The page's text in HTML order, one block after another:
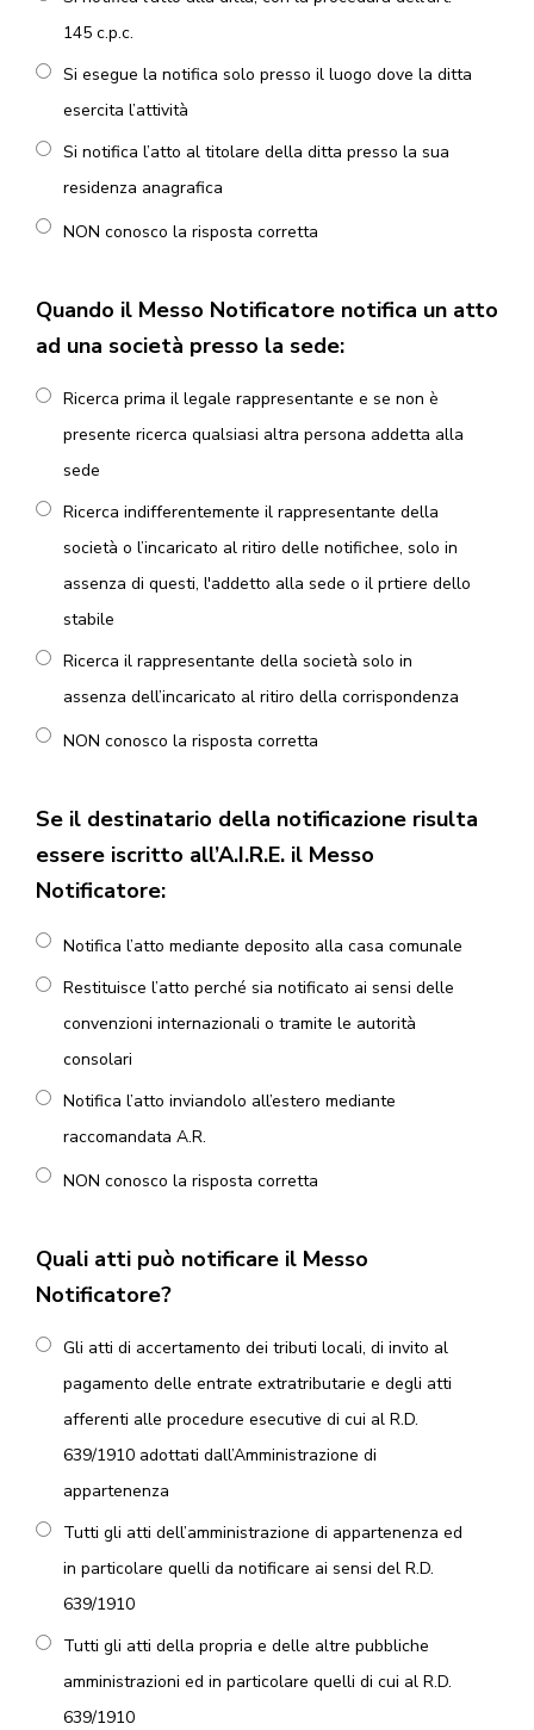
145 c.p.c.
Si esegue la notifica solo presso il luogo dove la ditta
esercita l’attività
Si notifica l’atto al titolare della ditta presso la sua
residenza anagrafica
NON conosco la risposta corretta
Quando il Messo Notificatore notifica un atto
ad una società presso la sede:
Ricerca prima il legale rappresentante e se non è
presente ricerca qualsiasi altra persona addetta alla
sede
Ricerca indifferentemente il rappresentante della
società o l’incaricato al ritiro delle notifichee, solo in
assenza di questi, l'addetto alla sede o il prtiere dello
stabile
Ricerca il rappresentante della società solo in
assenza dell’incaricato al ritiro della corrispondenza
NON conosco la risposta corretta
Se il destinatario della notificazione risulta
essere iscritto all’A.I.R.E. il Messo
Notificatore:
Notifica l’atto mediante deposito alla casa comunale
Restituisce l’atto perché sia notificato ai sensi delle
convenzioni internazionali o tramite le autorità
consolari
Notifica l’atto inviandolo all’estero mediante
raccomandata A.R.
NON conosco la risposta corretta
Quali atti può notificare il Messo
Notificatore?
Gli atti di accertamento dei tributi locali, di invito al
pagamento delle entrate extratributarie e degli atti
afferenti alle procedure esecutive di cui al R.D.
639/1910 adottati dall’Amministrazione di
appartenenza
Tutti gli atti dell’amministrazione di appartenenza ed
in particolare quelli da notificare ai sensi del R.D.
639/1910
Tutti gli atti della propria e delle altre pubbliche
amministrazioni ed in particolare quelli di cui al R.D.
639/1910